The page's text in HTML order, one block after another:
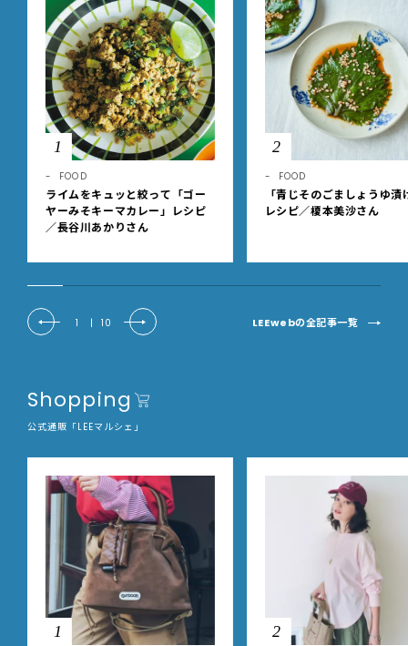
1
FOOD
ライムをキュッと絞って「ゴー
ヤーみそキーマカレー」レシピ
／長谷川あかりさん
2
FOOD
「青じそのごましょうゆ漬
レシピ／榎本美沙さん
1 | 10 LEEwebの全記事一覧
Shopping
公式通販「LEEマルシェ」
1 2